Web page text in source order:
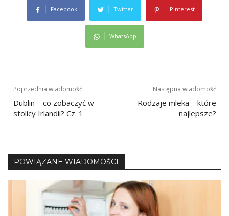
Facebook Twitter Pinterest
WhatsApp
Nawigacja
wpisu
Poprzednia wiadomość
Dublin – co zobaczyć w
stolicy Irlandii? Cz. 1
Następna wiadomość
Rodzaje mleka – które
najlepsze?
POWIĄZANE WIADOMOŚCI